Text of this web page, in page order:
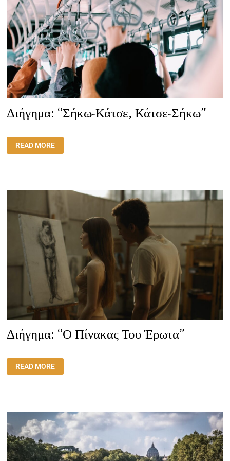
Διήγημα: “Σήκω-Κάτσε, Κάτσε-Σήκω”
ΔΙΉΓΗΜΑ:
“ΣΉΚΩ-
ΚΆΤΣΕ,
READ MORE
Διήγημα: “Ο Πίνακας Του Έρωτα”
ΔΙΉΓΗΜΑ:
“Ο
ΠΊΝΑΚΑΣ
READ MORE